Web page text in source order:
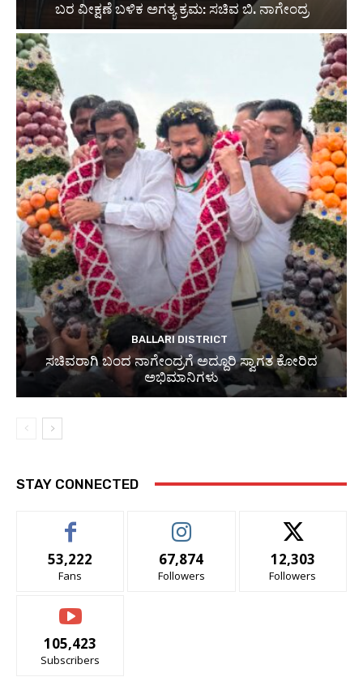
ಬರ ವೀಕ್ಷಣೆ ಬಳಿಕ ಅಗತ್ಯ ಕ್ರಮ: ಸಚಿವ ಬಿ. ನಾಗೇಂದ್ರ
BALLARI DISTRICT
ಸಚಿವರಾಗಿ ಬಂದ ನಾಗೇಂದ್ರಗೆ ಅದ್ದೂರಿ ಸ್ವಾಗತ ಕೋರಿದ
ಅಭಿಮಾನಿಗಳು
STAY CONNECTED
53,222
Fans
67,874
Followers
12,303
Followers
105,423
Subscribers